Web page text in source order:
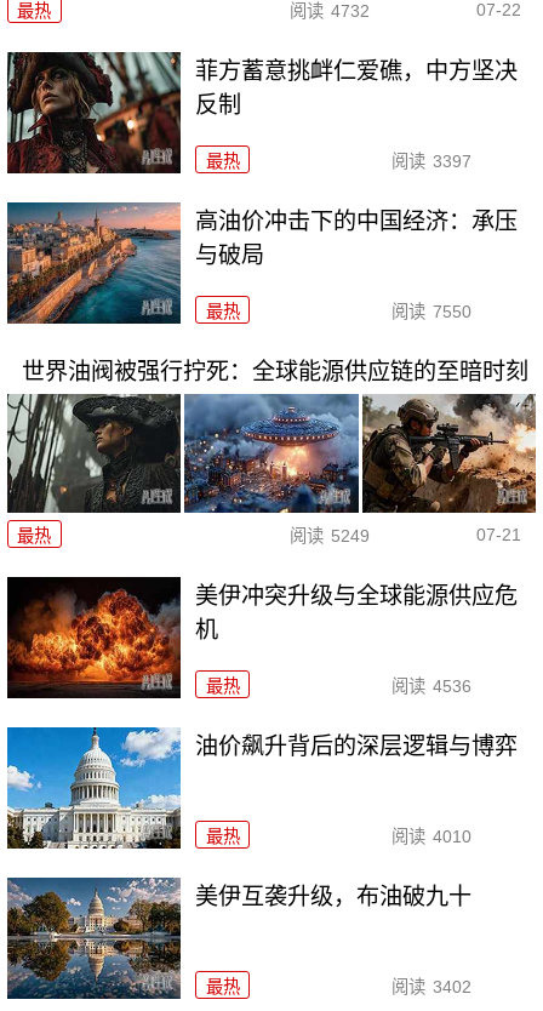
最热 阅读 4732 07-22
菲方蓄意挑衅仁爱礁，中方坚决
反制
最热 阅读 3397
高油价冲击下的中国经济：承压
与破局
最热 阅读 7550
世界油阀被强行拧死：全球能源供应链的至暗时刻
最热 阅读 5249 07-21
美伊冲突升级与全球能源供应危
机
最热 阅读 4536
油价飙升背后的深层逻辑与博弈
最热 阅读 4010
美伊互袭升级，布油破九十
最热 阅读 3402